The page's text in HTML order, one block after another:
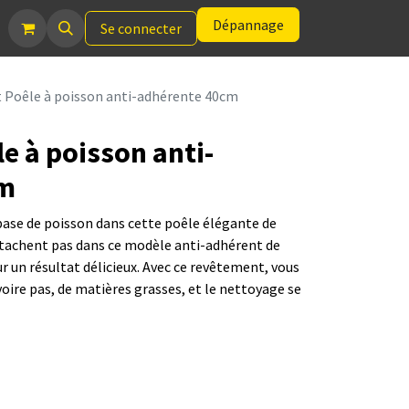
Se connecter Dépannage
Poêle à poisson anti-adhérente 40cm
à poisson anti-
de poisson dans cette poêle élégante de
pas dans ce modèle anti-adhérent de
un résultat délicieux. Avec ce revêtement, vous
pas, de matières grasses, et le nettoyage se